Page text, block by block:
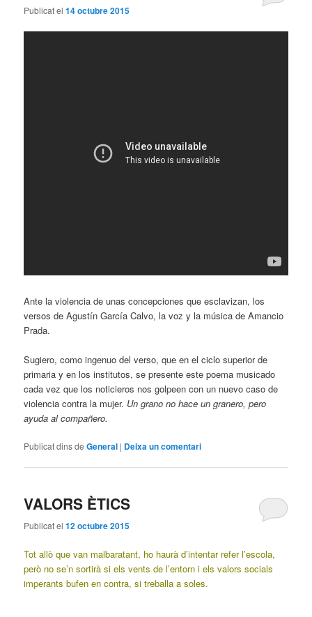
Publicat el14 octubre 2015
Ante la violencia de unas concepciones que esclavizan, los
versos de Agustín García Calvo, la voz y la música de Amancio
Prada.
Sugiero, como ingenuo del verso, que en el ciclo superior de
primaria y en los institutos, se presente este poema musicado
cada vez que los noticieros nos golpeen con un nuevo caso de
violencia contra la mujer. Un grano no hace un granero, pero
ayuda al compañero.
Publicat dins de General | Deixa un comentari
VALORS ÈTICS
Publicat el12 octubre 2015
Tot allò que van malbaratant, ho haurà d’intentar refer l’escola,
però no se’n sortirà si els vents de l’entorn i els valors socials
imperants bufen en contra, si treballa a soles.